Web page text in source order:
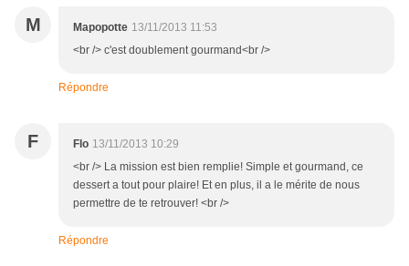
M Mapopotte 13/11/2013 11:53
<br /> c'est doublement gourmand<br />
Répondre
F Flo 13/11/2013 10:29
<br /> La mission est bien remplie! Simple et gourmand, ce
dessert a tout pour plaire! Et en plus, il a le mérite de nous
permettre de te retrouver! <br />
Répondre